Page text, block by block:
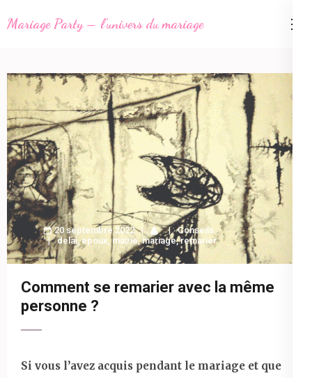
au
(Pressez
Entrée)
Mariage Party – l'univers du mariage
20 septembre 2022
Conseils
delai,epoux,mairie,mariage,remarier
Comment se remarier avec la même
personne ?
Si vous l’avez acquis pendant le mariage et que